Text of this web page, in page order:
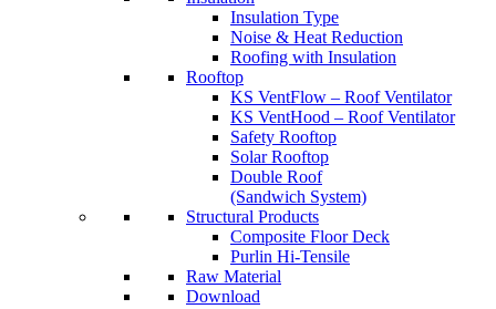
Insulation Type
Noise & Heat Reduction
Roofing with Insulation
Rooftop
KS VentFlow – Roof Ventilator
KS VentHood – Roof Ventilator
Safety Rooftop
Solar Rooftop
Double Roof
(Sandwich System)
Structural Products
Composite Floor Deck
Purlin Hi-Tensile
Raw Material
Download